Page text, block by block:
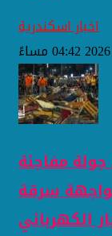
اخبار اسكندرية
مفاجئة
سرقة
الكهربائي